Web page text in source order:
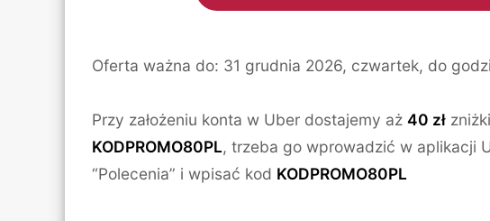
Oferta ważna do: 31 grudnia 2026, czwartek, do
Przy założeniu konta w Uber dostajemy aż40 zł
KODPROMO80PL, trzeba go wprowadzić w aplikacji
“Polecenia” i wpisać kod KODPROMO80PL